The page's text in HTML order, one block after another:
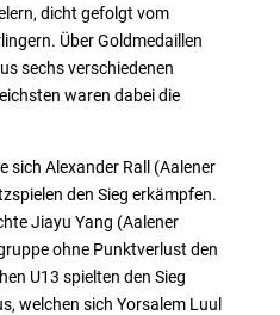
dicht gefolgt vom
Über Goldmedaillen
sechs verschiedenen
waren dabei die
sich Alexander Rall (Aalener
den Sieg erkämpfen.
Jiayu Yang (Aalener
ohne Punktverlust den
U13 spielten den Sieg
welchen sich Yorsalem Luul